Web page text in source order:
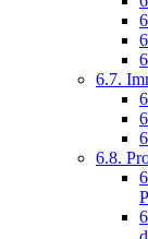
6.7.
6.8.